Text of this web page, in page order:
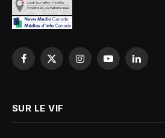
Facebook
X
InstagramYouTubeLinkedIn
SUR LE VIF